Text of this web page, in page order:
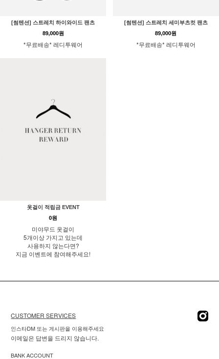
[썸텐션] 스트레치 하이와이드 팬츠
89,000원
*무료배송* 레디투웨어
[썸텐션] 스트레치 세미부츠컷 팬츠
89,000원
*무료배송* 레디투웨어
옷걸이 적립금 EVENT
0원
미야무드 옷걸이
5개이상 가지고 있는데
사용하지 않는다면?
지금 이벤트에 참여해주세요!
CUSTOMER SERVICES
인스타DM 또는 게시판을 이용해주세요
이메일은 답변을 드리지 않습니다.
BANK ACCOUNT